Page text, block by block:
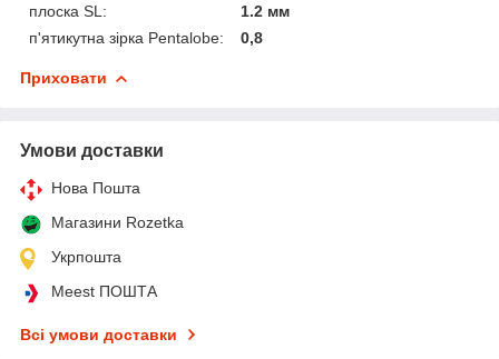
плоска SL:
1.2 мм
п'ятикутна зірка Pentalobe:
0,8
Приховати
Умови доставки
Нова Пошта
Магазини Rozetka
Укрпошта
Meest ПОШТА
Всі умови доставки